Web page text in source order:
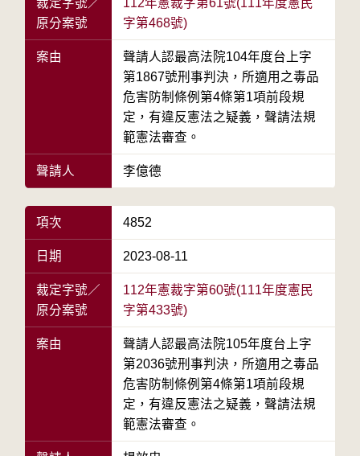
裁定字號／
原分案號
112年憲裁字第61號(111年度憲民
字第468號)
案由
聲請人認最高法院104年度台上字
第1867號刑事判決，所適用之毒品
危害防制條例第4條第1項前段規
定，有違反憲法之疑義，聲請法規
範憲法審查。
聲請人 李億德
項次 4852
日期 2023-08-11
裁定字號／
原分案號
112年憲裁字第60號(111年度憲民
字第433號)
案由
聲請人認最高法院105年度台上字
第2036號刑事判決，所適用之毒品
危害防制條例第4條第1項前段規
定，有違反憲法之疑義，聲請法規
範憲法審查。